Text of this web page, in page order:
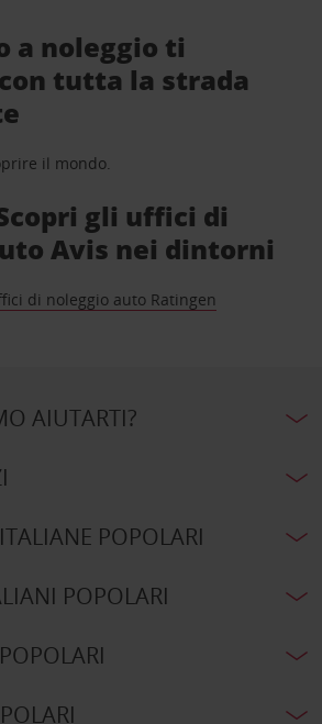
a noleggio ti
tutta la strada
il mondo.
gli uffici di
Avis nei dintorni
di noleggio auto Ratingen
AIUTARTI?
POPOLARI
POPOLARI